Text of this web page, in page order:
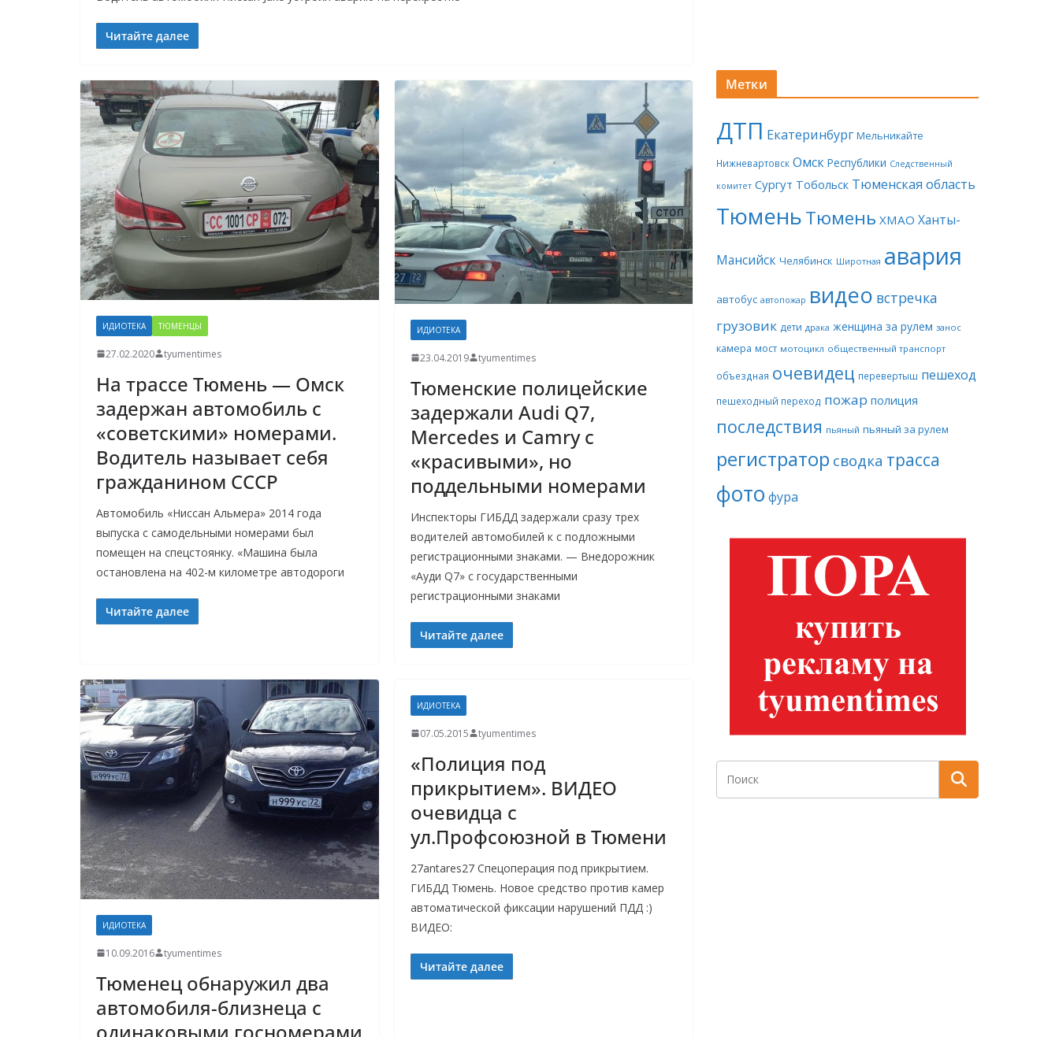
Читайте далее
ИДИОТЕКА ТЮМЕНЦЫ
27.02.2020 tyumentimes
На трассе Тюмень — Омск
задержан автомобиль с
«советскими» номерами.
Водитель называет себя
гражданином СССР
Автомобиль «Ниссан Альмера» 2014 года
выпуска с самодельными номерами был
помещен на спецстоянку. «Машина была
остановлена на 402-м километре автодороги
Читайте далее
ИДИОТЕКА
23.04.2019 tyumentimes
Тюменские полицейские
задержали Audi Q7,
Mercedes и Camry с
«красивыми», но
поддельными номерами
Инспекторы ГИБДД задержали сразу трех
водителей автомобилей к с подложными
регистрационными знаками. — Внедорожник
«Ауди Q7» с государственными
регистрационными знаками
Читайте далее
ИДИОТЕКА
10.09.2016 tyumentimes
Тюменец обнаружил два
автомобиля-близнеца с
одинаковыми госномерами
ИДИОТЕКА
07.05.2015 tyumentimes
«Полиция под
прикрытием». ВИДЕО
очевидца с
ул.Профсоюзной в Тюмени
27antares27 Спецоперация под прикрытием.
ГИБДД Тюмень. Новое средство против камер
автоматической фиксации нарушений ПДД :)
ВИДЕО:
Читайте далее
Метки
ДТП Екатеринбург Мельникайте
Нижневартовск Омск Республики Следственный
комитет Сургут Тобольск Тюменская область
ТюменьТюмень ХМАО Ханты-
Мансийск Челябинск Широтная авария
автобус автопожар видео встречка
грузовик дети драка женщина за рулем занос
камера мост мотоцикл общественный транспорт
объездная очевидец перевертыш пешеход
пешеходный переход пожар полиция
последствия пьяный пьяный за рулем
регистратор сводка трасса
фото фура